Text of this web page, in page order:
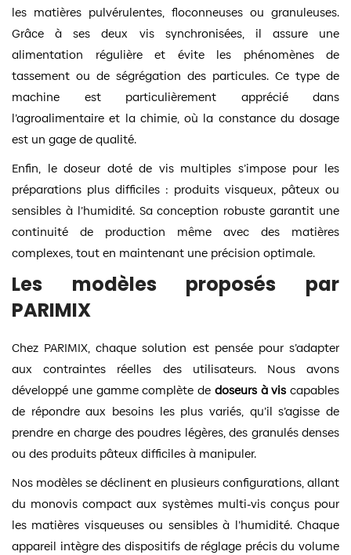
les matières pulvérulentes, floconneuses ou granuleuses.
Grâce à ses deux vis synchronisées, il assure une
alimentation régulière et évite les phénomènes de
tassement ou de ségrégation des particules. Ce type de
machine est particulièrement apprécié dans
l’agroalimentaire et la chimie, où la constance du dosage
est un gage de qualité.
Enfin, le doseur doté de vis multiples s’impose pour les
préparations plus difficiles : produits visqueux, pâteux ou
sensibles à l’humidité. Sa conception robuste garantit une
continuité de production même avec des matières
complexes, tout en maintenant une précision optimale.
Les modèles proposés par
PARIMIX
Chez PARIMIX, chaque solution est pensée pour s’adapter
aux contraintes réelles des utilisateurs. Nous avons
développé une gamme complète de doseurs à viscapables
de répondre aux besoins les plus variés, qu’il s’agisse de
prendre en charge des poudres légères, des granulés denses
ou des produits pâteux difficiles à manipuler.
Nos modèles se déclinent en plusieurs configurations, allant
du monovis compact aux systèmes multi-vis conçus pour
les matières visqueuses ou sensibles à l’humidité. Chaque
appareil intègre des dispositifs de réglage précis du volume